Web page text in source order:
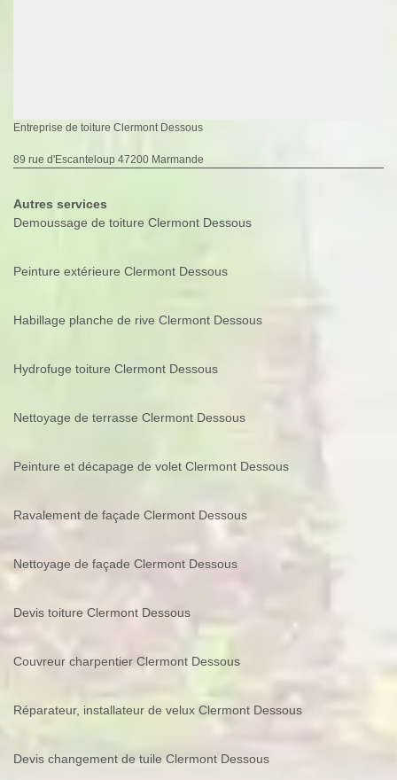
Entreprise de toiture Clermont Dessous
89 rue d'Escanteloup 47200 Marmande
Autres services
Demoussage de toiture Clermont Dessous
Peinture extérieure Clermont Dessous
Habillage planche de rive Clermont Dessous
Hydrofuge toiture Clermont Dessous
Nettoyage de terrasse Clermont Dessous
Peinture et décapage de volet Clermont Dessous
Ravalement de façade Clermont Dessous
Nettoyage de façade Clermont Dessous
Devis toiture Clermont Dessous
Couvreur charpentier Clermont Dessous
Réparateur, installateur de velux Clermont Dessous
Devis changement de tuile Clermont Dessous